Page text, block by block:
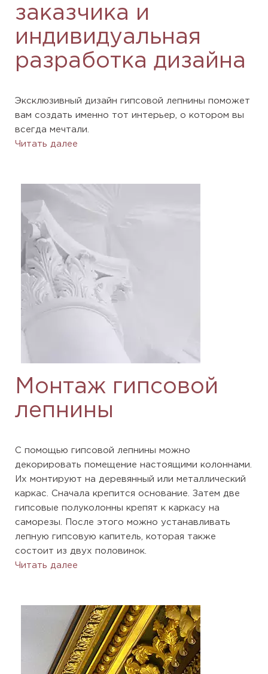
заказчика и
индивидуальная
разработка дизайна
Эксклюзивный дизайн гипсовой лепнины поможет
вам создать именно тот интерьер, о котором вы
всегда мечтали.
Читать далее
Монтаж гипсовой
лепнины
С помощью гипсовой лепнины можно
декорировать помещение настоящими колоннами.
Их монтируют на деревянный или металлический
каркас. Сначала крепится основание. Затем две
гипсовые полуколонны крепят к каркасу на
саморезы. После этого можно устанавливать
лепную гипсовую капитель, которая также
состоит из двух половинок.
Читать далее